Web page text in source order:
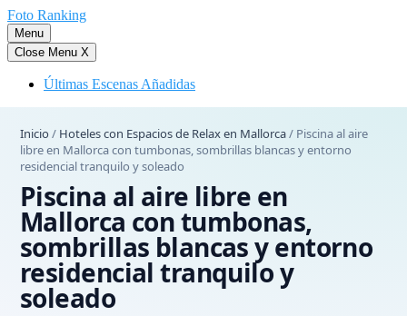
Saltar
al
contenido
Foto Ranking
Menu
Close Menu X
Últimas Escenas Añadidas
Inicio / Hoteles con Espacios de Relax en Mallorca/ Piscina al aire
libre en Mallorca con tumbonas, sombrillas blancas y entorno
residencial tranquilo y soleado
Piscina al aire libre en
Mallorca con tumbonas,
sombrillas blancas y entorno
residencial tranquilo y
soleado